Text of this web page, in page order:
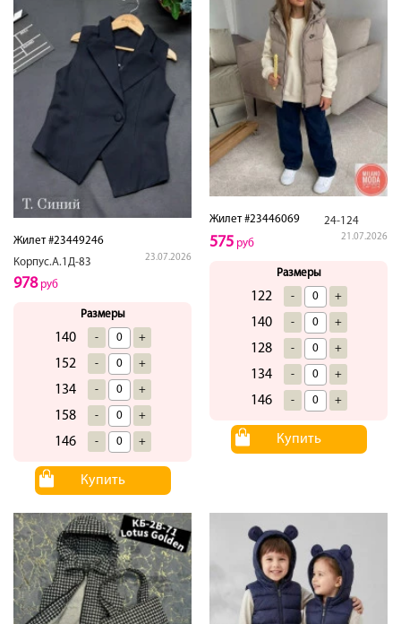
Жилет #23449246
Корпус.А.1Д-83
23.07.2026
978руб
Размеры
140 - +
152 - +
134 - +
158 - +
146 - +
Купить
Жилет #23446069 24-124
21.07.2026
575 руб
Размеры
122 - +
140 - +
128 - +
134 - +
146 - +
Купить